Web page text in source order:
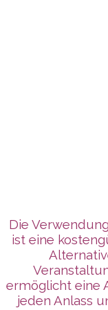
Die
ist eine
ermöglicht eine
jeden Anlass